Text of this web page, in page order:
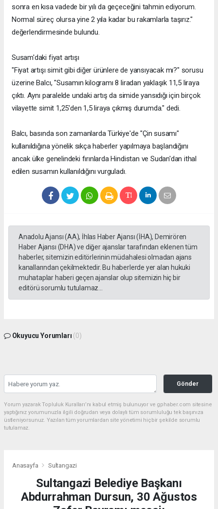
sonra en kısa vadede bir yılı da geçeceğini tahmin ediyorum.
Normal süreç olursa yine 2 yıla kadar bu rakamlarla taşırız."
değerlendirmesinde bulundu.
Susam'daki fiyat artışı
"Fiyat artışı simit gibi diğer ürünlere de yansıyacak mı?" sorusu
üzerine Balcı, "Susamın kilogramı 8 liradan yaklaşık 11,5 liraya
çıktı. Aynı paralelde undaki artış da simide yansıdığı için birçok
vilayette simit 1,25'den 1,5 liraya çıkmış durumda." dedi.
Balcı, basında son zamanlarda Türkiye'de "Çin susamı"
kullanıldığına yönelik sıkça haberler yapılmaya başlandığını
ancak ülke genelindeki fırınlarda Hindistan ve Sudan'dan ithal
edilen susamın kullanıldığını vurguladı.
Anadolu Ajansı (AA), İhlas Haber Ajansı (İHA), Demirören
Haber Ajansı (DHA) ve diğer ajanslar tarafından eklenen tüm
haberler, sitemizin editörlerinin müdahalesi olmadan ajans
kanallarından çekilmektedir. Bu haberlerde yer alan hukuki
muhataplar haberi geçen ajanslar olup sitemizin hiç bir
editörü sorumlu tutulamaz...
Okuyucu Yorumları (0)
Gönder
Yorum yazarak Topluluk Kuralları’nı kabul etmiş bulunuyor ve gphaber.com sitesine
yaptığınız yorumunuzla ilgili doğrudan veya dolaylı tüm sorumluluğu tek başınıza
üstleniyorsunuz. Yazılan tüm yorumlardan site yönetimi hiçbir şekilde sorumlu
tutulamaz.
Anasayfa Sultangazi
Sultangazi Belediye Başkanı
Abdurrahman Dursun, 30 Ağustos